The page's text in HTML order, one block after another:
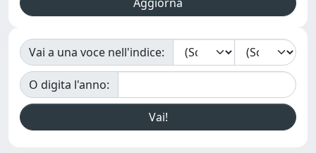
Vai a una voce nell'indice:
O digita l'anno: